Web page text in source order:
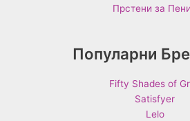
Прстени за
Популарни
Fifty Shades of
Satisfyer
Lelo